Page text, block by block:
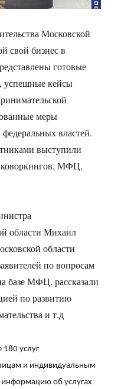
Московской
свой бизнес в
готовые
успешные кейсы
меры
властей.
выступили
коворкингов, МФЦ,
области Михаил
области
по вопросам
базе МФЦ, рассказали
по развитию
и т.д
услуг
и индивидуальным
об услугах